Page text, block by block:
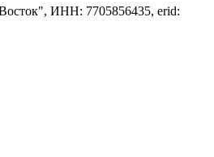
ИНН: 7705856435, erid: